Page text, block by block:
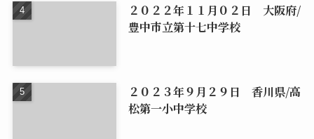
２０２２年１１月０２日 大阪府/
豊中市立第十七中学校
２０２３年９月２９日 香川県/高
松第一小中学校